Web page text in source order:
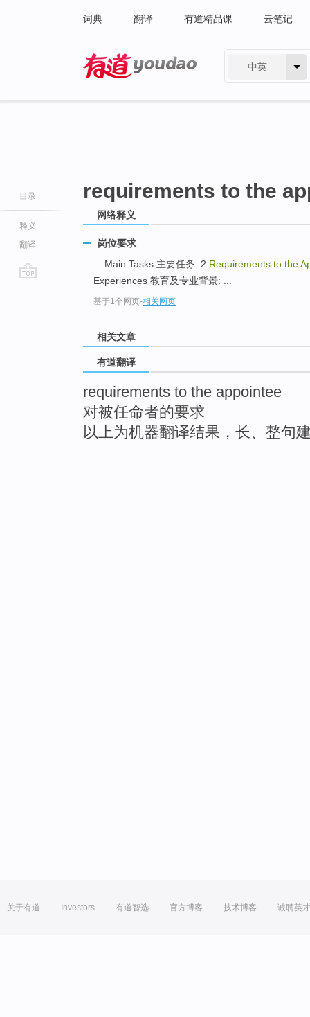
词典 翻译 有道精品课 云笔记
中英
目录
释义
翻译
requirements to the
网络释义
岗位要求
... Main Tasks 主要任务: 2. Requirements to the
Experiences 教育及专业背景: ...
基于1个网页-相关网页
相关文章
有道翻译
requirements to the appointee
对被任命者的要求
以上为机器翻译结果，长、整句
关于有道 Investors 有道智选 官方博客 技术博客 诚聘英才